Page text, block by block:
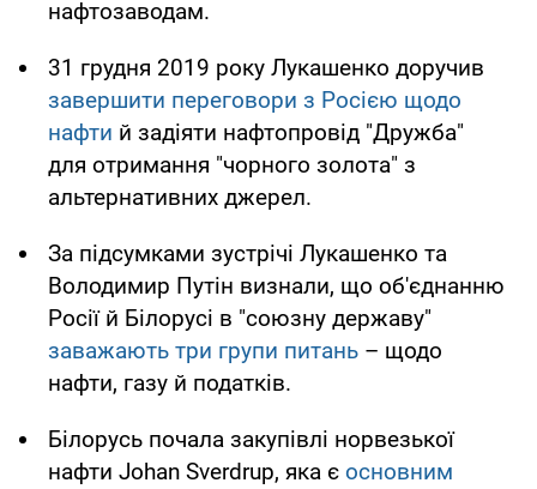
нафтозаводам.
31 грудня 2019 року Лукашенко доручив
завершити переговори з Росією щодо
нафти й задіяти нафтопровід "Дружба"
для отримання "чорного золота" з
альтернативних джерел.
За підсумками зустрічі Лукашенко та
Володимир Путін визнали, що об'єднанню
Росії й Білорусі в "союзну державу"
заважають три групи питань – щодо
нафти, газу й податків.
Білорусь почала закупівлі норвезької
нафти Johan Sverdrup, яка є основним